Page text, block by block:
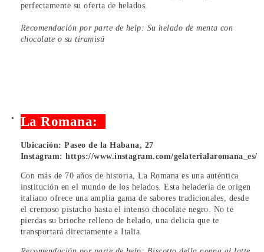
perfectamente su oferta de helados.
Recomendación por parte de help: Su helado de menta con
chocolate o su tiramisú
La Romana:
Ubicación: Paseo de la Habana, 27
Instagram:https://www.instagram.com/gelaterialaromana_es/
Con más de 70 años de historia, La Romana es una auténtica
institución en el mundo de los helados. Esta heladería de origen
italiano ofrece una amplia gama de sabores tradicionales, desde
el cremoso pistacho hasta el intenso chocolate negro. No te
pierdas su brioche relleno de helado, una delicia que te
transportará directamente a Italia.